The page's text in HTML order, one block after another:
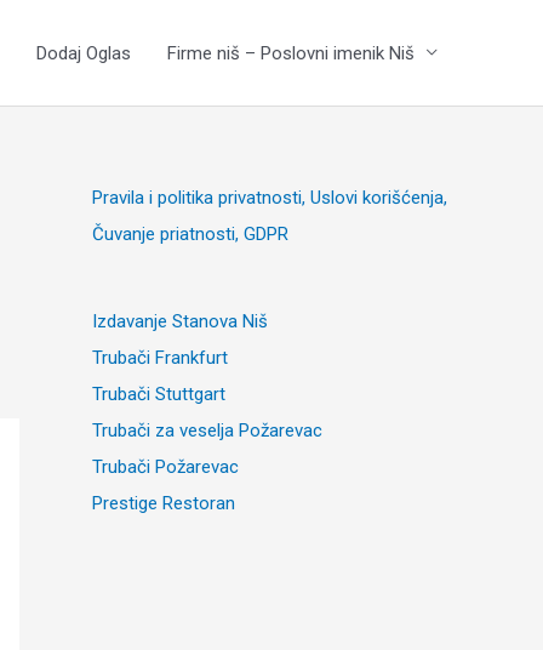
Dodaj Oglas Firme niš – Poslovni imenik Niš
Pravila i politika privatnosti, Uslovi korišćenja,
Čuvanje priatnosti, GDPR
Izdavanje Stanova Niš
Trubači Frankfurt
Trubači Stuttgart
Trubači za veselja Požarevac
Trubači Požarevac
Prestige Restoran